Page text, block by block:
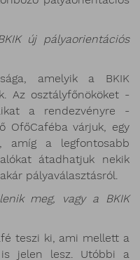
új pályaorientációs
amelyik a BKIK
Az osztályfőnököket -
a rendezvényre -
OfőCaféba várjuk, egy
amíg a legfontosabb
átadhatjuk nekik
pályaválasztásról.
meg, vagy a BKIK
teszi ki, ami mellett a
is jelen lesz. Utóbbi a